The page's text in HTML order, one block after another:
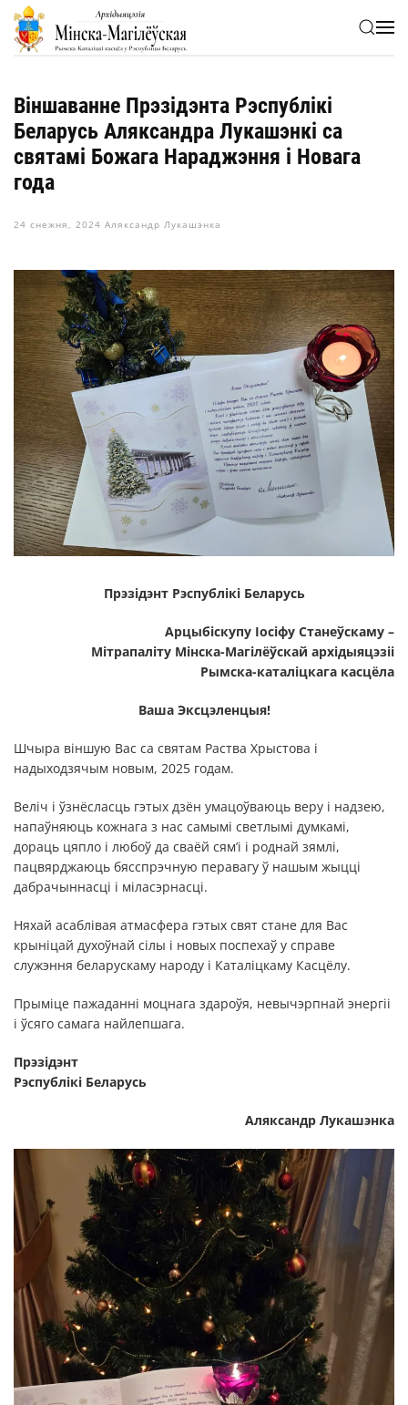
Skip to main content
Віншаванне Прэзідэнта Рэспублікі
Беларусь Аляксандра Лукашэнкі са
святамі Божага Нараджэння і Новага
года
24 снежня, 2024 Аляксандр Лукашэнка
Прэзідэнт Рэспублікі Беларусь
Арцыбіскупу Іосіфу Станеўскаму –
Мітрапаліту Мінска-Магілёўскай архідыяцэзіі
Рымска-каталіцкага касцёла
Ваша Эксцэленцыя!
Шчыра віншую Вас са святам Раства Хрыстова і
надыходзячым новым, 2025 годам.
Веліч і ўзнёсласць гэтых дзён умацоўваюць веру і надзею,
напаўняюць кожнага з нас самымі светлымі думкамі,
дораць цяпло і любоў да сваёй сям’і і роднай зямлі,
пацвярджаюць бясспрэчную перавагу ў нашым жыцці
дабрачыннасці і міласэрнасці.
Няхай асаблівая атмасфера гэтых свят стане для Вас
крыніцай духоўнай сілы і новых поспехаў у справе
служэння беларускаму народу і Каталіцкаму Касцёлу.
Прыміце пажаданні моцнага здароўя, невычэрпнай энергіі
і ўсяго самага найлепшага.
Прэзідэнт
Рэспублікі Беларусь
Аляксандр Лукашэнка